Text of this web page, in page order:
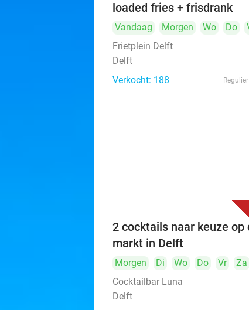
loaded fries + frisdrank
Vandaag Morgen Wo Do
Frietplein Delft
Delft
Verkocht: 188 Regulier
2 cocktails naar keuze op
markt in Delft
Morgen Di Wo Do Vr
Za
Cocktailbar Luna
Delft